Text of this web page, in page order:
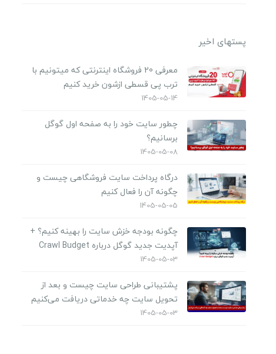
پستهای اخیر
معرفی 20 فروشگاه اینترنتی که میتونیم با
ترب پی قسطی ازشون خرید کنیم
1405-05-14
چطور سایت خود را به صفحه اول گوگل
برسانیم؟
1405-05-08
درگاه پرداخت سایت فروشگاهی چیست و
چگونه آن را فعال کنیم
1405-05-05
چگونه بودجه خزش سایت را بهینه کنیم؟ +
آپدیت جدید گوگل درباره Crawl Budget
1405-05-03
پشتیبانی طراحی سایت چیست و بعد از
تحویل سایت چه خدماتی دریافت می‌کنیم
1405-05-03